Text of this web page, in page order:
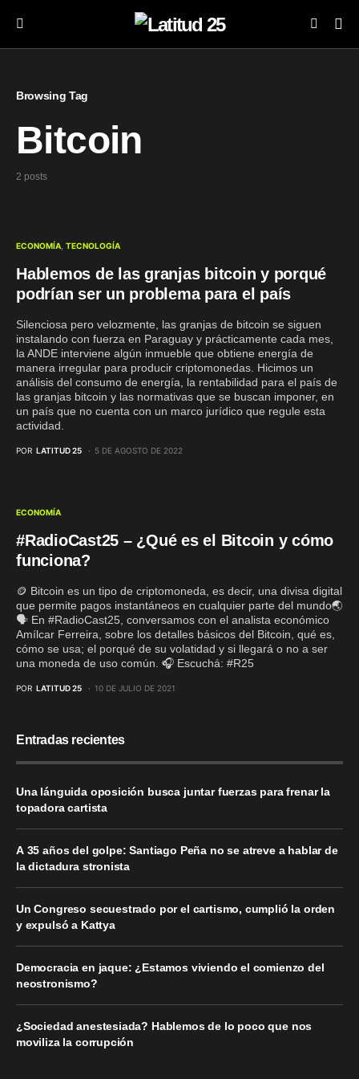
Browsing Tag
Bitcoin
2 posts
ECONOMÍA TECNOLOGÍA
Hablemos de las granjas bitcoin y porqué
podrían ser un problema para el país
Silenciosa pero velozmente, las granjas de bitcoin se siguen
instalando con fuerza en Paraguay y prácticamente cada mes,
la ANDE interviene algún inmueble que obtiene energía de
manera irregular para producir criptomonedas. Hicimos un
análisis del consumo de energía, la rentabilidad para el país de
las granjas bitcoin y las normativas que se buscan imponer, en
un país que no cuenta con un marco jurídico que regule esta
actividad.
POR LATITUD 25 5 DE AGOSTO DE 2022
ECONOMÍA
#RadioCast25 – ¿Qué es el Bitcoin y cómo
funciona?
🪙 Bitcoin es un tipo de criptomoneda, es decir, una divisa digital
que permite pagos instantáneos en cualquier parte del mundo🌏
🗣️ En #RadioCast25, conversamos con el analista económico
Amílcar Ferreira, sobre los detalles básicos del Bitcoin, qué es,
cómo se usa; el porqué de su volatidad y si llegará o no a ser
una moneda de uso común. 🎧 Escuchá: #R25
POR LATITUD 25 10 DE JULIO DE 2021
Entradas recientes
Una lánguida oposición busca juntar fuerzas para frenar la
topadora cartista
A 35 años del golpe: Santiago Peña no se atreve a hablar de
la dictadura stronista
Un Congreso secuestrado por el cartismo, cumplió la orden
y expulsó a Kattya
Democracia en jaque: ¿Estamos viviendo el comienzo del
neostronismo?
¿Sociedad anestesiada? Hablemos de lo poco que nos
moviliza la corrupción